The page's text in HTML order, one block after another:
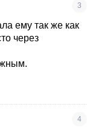
3
ему так же как
через
4